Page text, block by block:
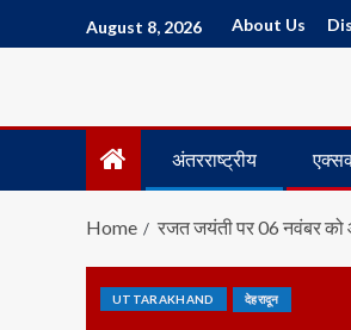
August 8, 2026 About Us
अंतरराष्ट्रीय
Home रजत जयंती पर 06 नवंबर को
UTTARAKHAND देहरादून